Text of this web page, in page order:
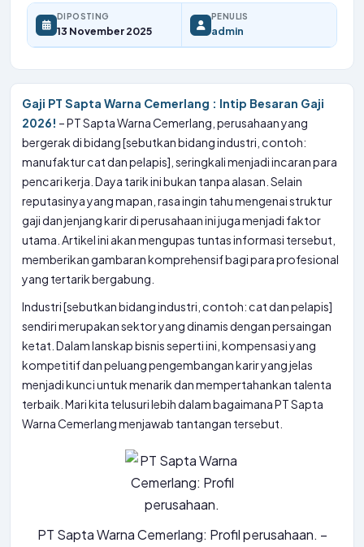
DIPOSTING
13 November 2025
PENULIS
admin
Gaji PT Sapta Warna Cemerlang : Intip Besaran Gaji
2026! – PT Sapta Warna Cemerlang, perusahaan yang
bergerak di bidang [sebutkan bidang industri, contoh:
manufaktur cat dan pelapis], seringkali menjadi incaran para
pencari kerja. Daya tarik ini bukan tanpa alasan. Selain
reputasinya yang mapan, rasa ingin tahu mengenai struktur
gaji dan jenjang karir di perusahaan ini juga menjadi faktor
utama. Artikel ini akan mengupas tuntas informasi tersebut,
memberikan gambaran komprehensif bagi para profesional
yang tertarik bergabung.
Industri [sebutkan bidang industri, contoh: cat dan pelapis]
sendiri merupakan sektor yang dinamis dengan persaingan
ketat. Dalam lanskap bisnis seperti ini, kompensasi yang
kompetitif dan peluang pengembangan karir yang jelas
menjadi kunci untuk menarik dan mempertahankan talenta
terbaik. Mari kita telusuri lebih dalam bagaimana PT Sapta
Warna Cemerlang menjawab tantangan tersebut.
PT Sapta Warna Cemerlang: Profil perusahaan. –